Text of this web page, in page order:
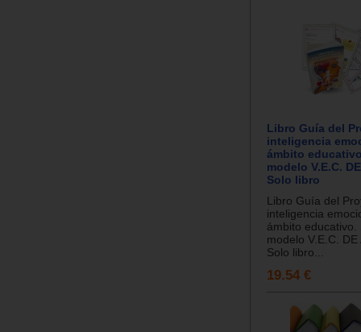
Libro Guía del
inteligencia
ámbito
modelo V.E.C.
Solo libro
Libro Guía del
inteligencia
ámbito educativo.
modelo V.E.C.
Solo libro...
19.54 €